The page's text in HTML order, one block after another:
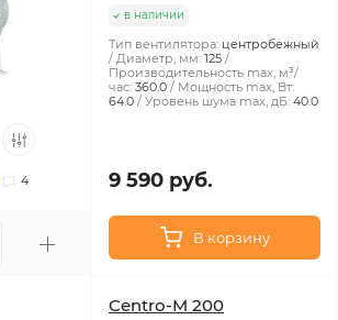
4
в наличии
Тип вентилятора: центробежный
Диаметр, мм: 125
Производительность max, м³/
час: 360.0
Мощность max, Вт:
64.0
Уровень шума max, дБ: 40.0
9 590 руб.
В корзину
Centro-M 200